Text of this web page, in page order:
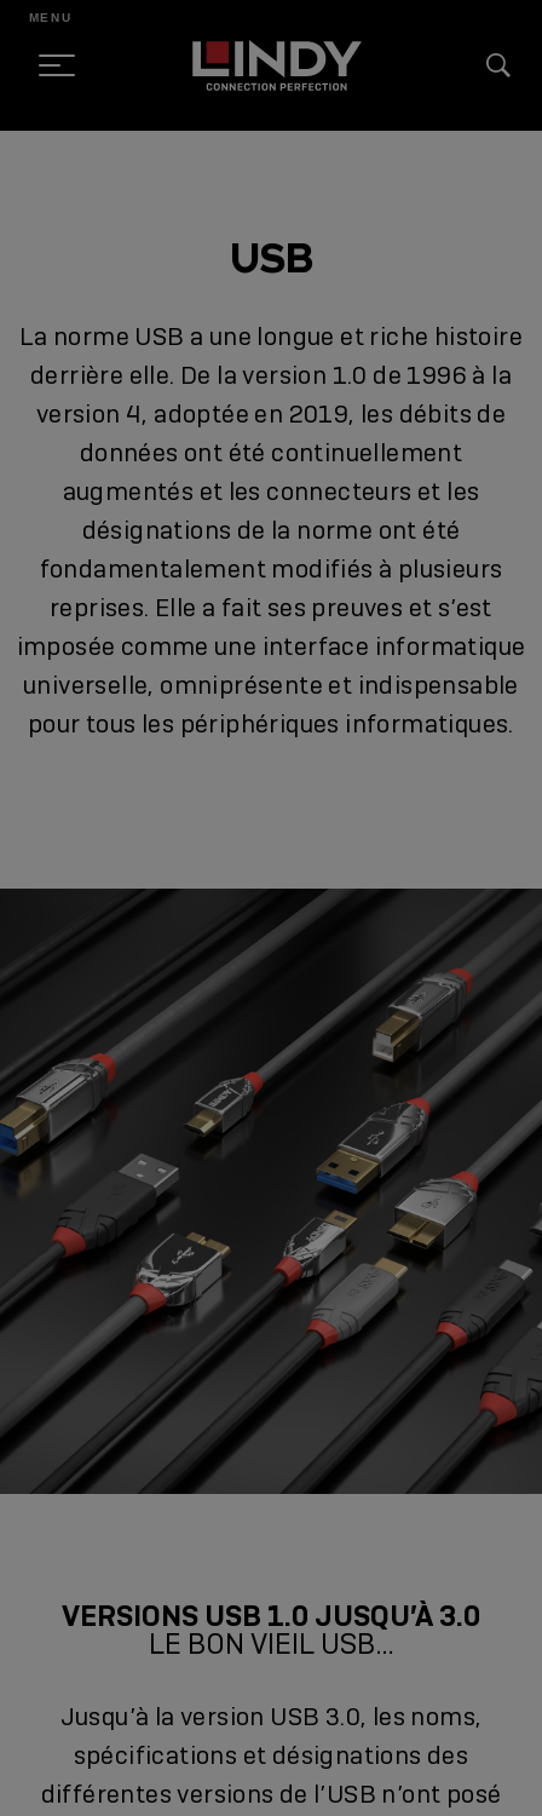
MENU
USB
La norme USB a une longue et riche histoire
derrière elle. De la version 1.0 de 1996 à la
version 4, adoptée en 2019, les débits de
données ont été continuellement
augmentés et les connecteurs et les
désignations de la norme ont été
fondamentalement modifiés à plusieurs
reprises. Elle a fait ses preuves et s’est
imposée comme une interface informatique
universelle, omniprésente et indispensable
pour tous les périphériques informatiques.
VERSIONS USB 1.0 JUSQU’À 3.0
LE BON VIEIL USB…
Jusqu’à la version USB 3.0, les noms,
spécifications et désignations des
différentes versions de l’USB n’ont posé